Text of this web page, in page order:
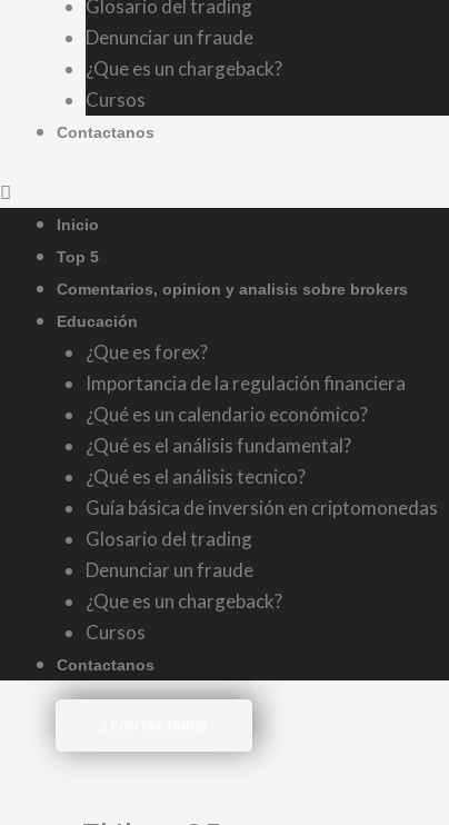
Glosario del trading
Denunciar un fraude
¿Que es un chargeback?
Cursos
Contactanos
Inicio
Top 5
Comentarios, opinion y analisis sobre brokers
Educación
¿Que es forex?
Importancia de la regulación financiera
¿Qué es un calendario económico?
¿Qué es el análisis fundamental?
¿Qué es el análisis tecnico?
Guía básica de inversión en criptomonedas
Glosario del trading
Denunciar un fraude
¿Que es un chargeback?
Cursos
Contactanos